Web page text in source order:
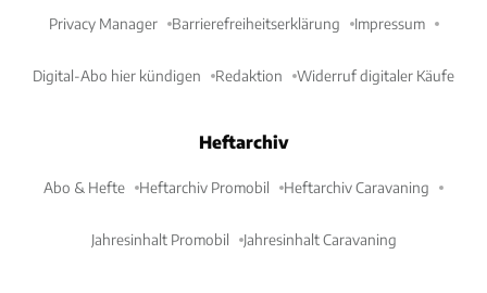
Privacy Manager Barrierefreiheitserklärung Impressum
Digital-Abo hier kündigen Redaktion Widerruf digitaler Käufe
Heftarchiv
Abo & Hefte Heftarchiv Promobil Heftarchiv Caravaning
Jahresinhalt Promobil Jahresinhalt Caravaning